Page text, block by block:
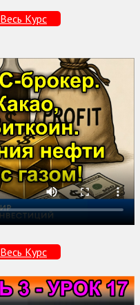
Весь Курс
Весь Курс